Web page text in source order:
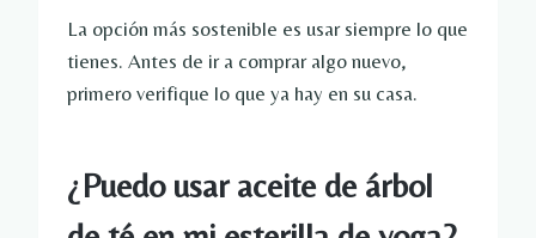
La opción más sostenible es usar siempre lo que
tienes. Antes de ir a comprar algo nuevo,
primero verifique lo que ya hay en su casa.
¿Puedo usar aceite de árbol